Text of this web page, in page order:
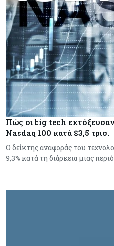
Πώς οι big tech
Nasdaq 100 κατά $3,5 τρισ.
Ο δείκτης αναφοράς του
9,3% κατά τη διάρκεια μιας